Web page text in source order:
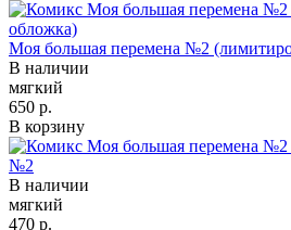
Моя большая перемена №2
В наличии
мягкий
650 р.
В корзину
№2
В наличии
мягкий
470 р.